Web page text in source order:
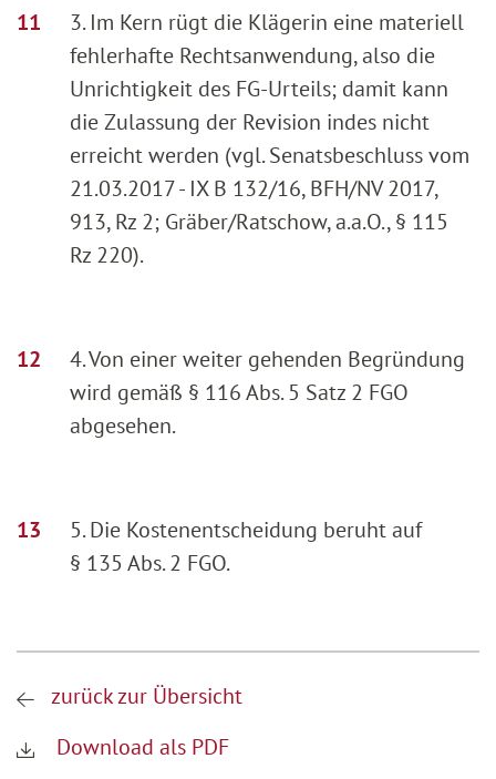
3. Im Kern rügt die Klägerin eine materiell
fehlerhafte Rechtsanwendung, also die
Unrichtigkeit des FG-Urteils; damit kann
die Zulassung der Revision indes nicht
erreicht werden (vgl. Senatsbeschluss vom
21.03.2017 - IX B 132/16, BFH/NV 2017,
913, Rz 2; Gräber/Ratschow, a.a.O., § 115
Rz 220).
4. Von einer weiter gehenden Begründung
wird gemäß § 116 Abs. 5 Satz 2 FGO
abgesehen.
5. Die Kostenentscheidung beruht auf
§ 135 Abs. 2 FGO.
zurück zur Übersicht
Download als PDF